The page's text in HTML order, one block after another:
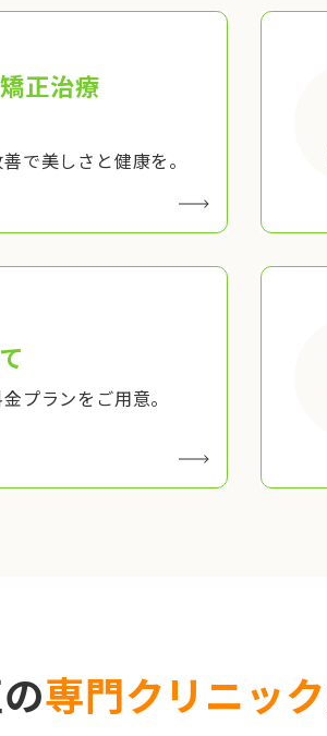
正治療
で美しさと健康を。
プランをご用意。
専門クリニック